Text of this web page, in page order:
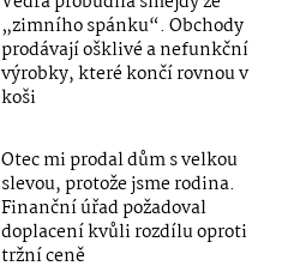
„zimního spánku“. Obchody
prodávají ošklivé a nefunkční
výrobky, které končí rovnou v
koši
Otec mi prodal dům s velkou
slevou, protože jsme rodina.
Finanční úřad požadoval
doplacení kvůli rozdílu oproti
tržní ceně